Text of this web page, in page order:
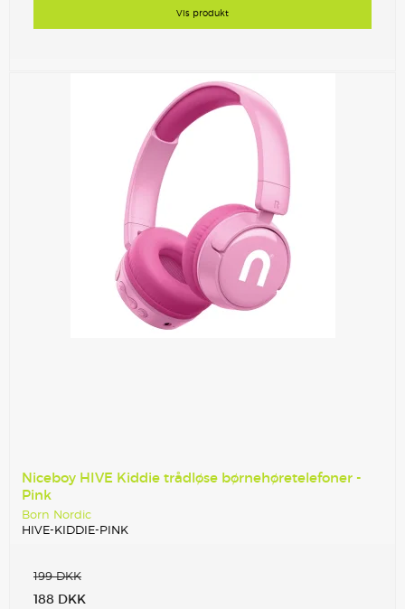
Vis produkt
Niceboy HIVE Kiddie trådløse børnehøretelefoner -
Pink
Born Nordic
HIVE-KIDDIE-PINK
199 DKK
188 DKK